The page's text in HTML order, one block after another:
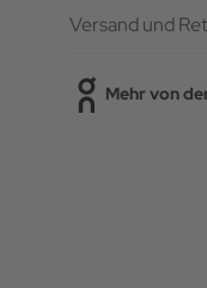
Versand und
Mehr von